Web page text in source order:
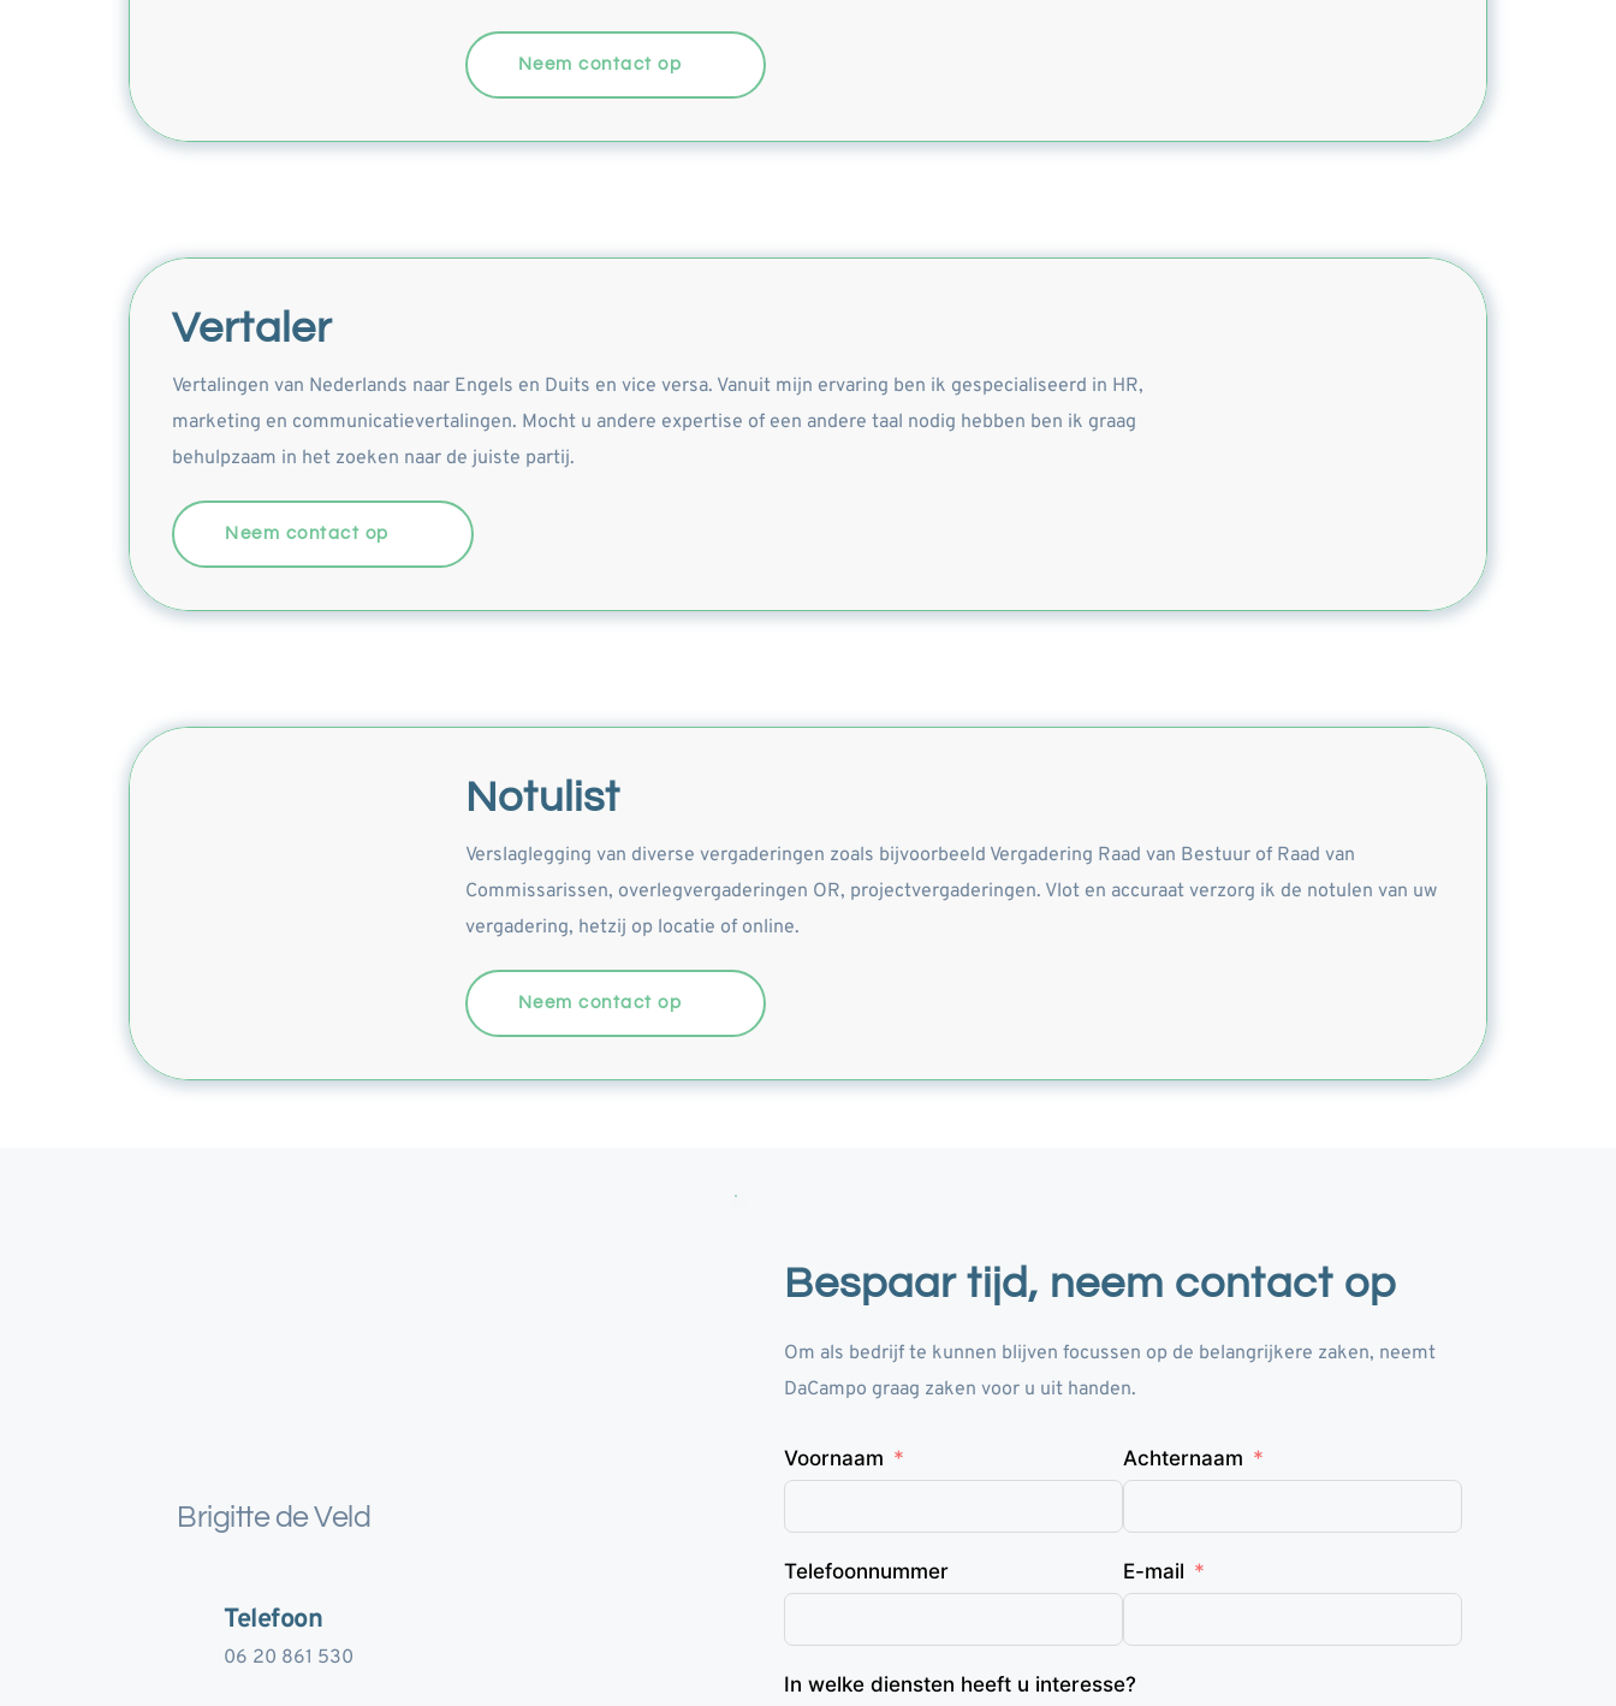
Neem contact op
Vertaler
Vertalingen van Nederlands naar Engels en Duits en vice versa. Vanuit mijn ervaring ben ik gespecialiseerd in HR,
marketing en communicatievertalingen. Mocht u andere expertise of een andere taal nodig hebben ben ik graag
behulpzaam in het zoeken naar de juiste partij.
Neem contact op
Notulist
Verslaglegging van diverse vergaderingen zoals bijvoorbeeld Vergadering Raad van Bestuur of Raad van
Commissarissen, overlegvergaderingen OR, projectvergaderingen. Vlot en accuraat verzorg ik de notulen van uw
vergadering, hetzij op locatie of online.
Neem contact op
Brigitte de Veld
Telefoon
06 20 861 530
Bespaar tijd, neem contact op
Om als bedrijf te kunnen blijven focussen op de belangrijkere zaken, neemt
DaCampo graag zaken voor u uit handen.
Voornaam Achternaam
Telefoonnummer E-mail
In welke diensten heeft u interesse?